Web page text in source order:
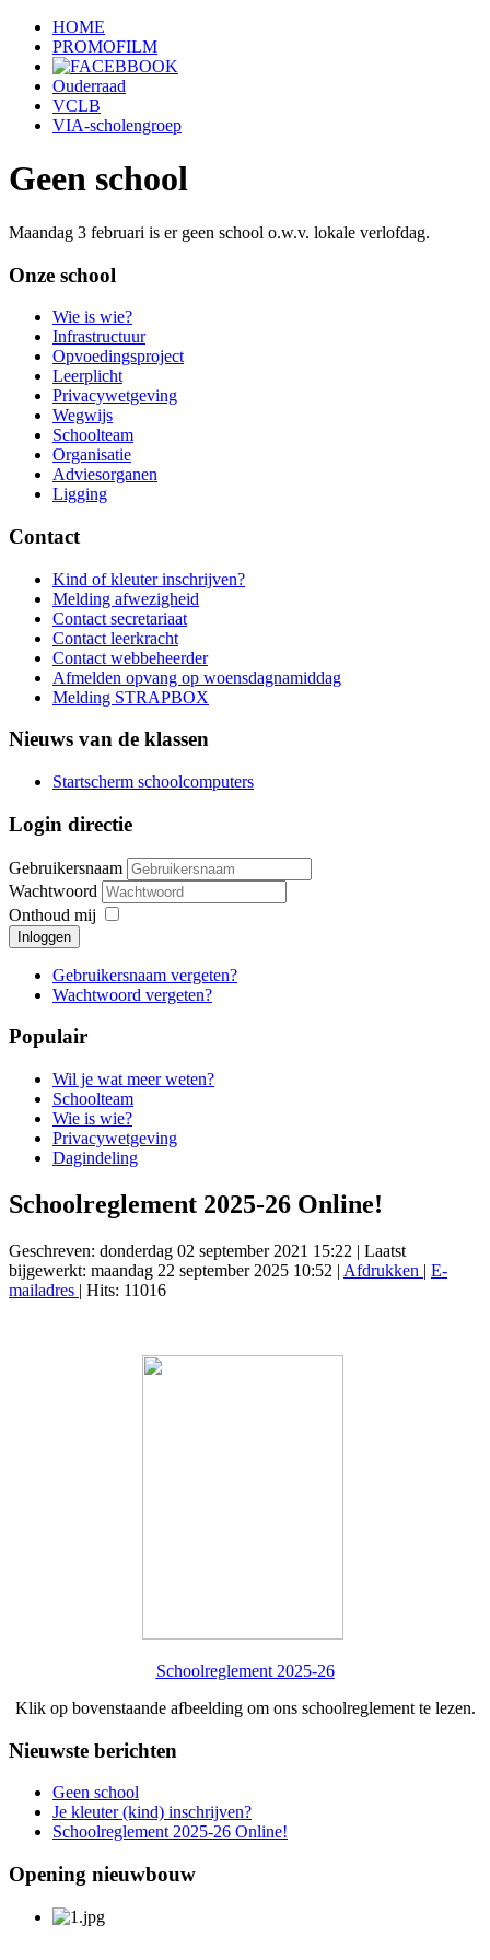
HOME
PROMOFILM
Ouderraad
VCLB
VIA-scholengroep
Geen school
Maandag 3 februari is er geen school o.w.v. lokale verlofdag.
Onze school
Wie is wie?
Infrastructuur
Opvoedingsproject
Leerplicht
Privacywetgeving
Wegwijs
Schoolteam
Organisatie
Adviesorganen
Ligging
Contact
Kind of kleuter inschrijven?
Melding afwezigheid
Contact secretariaat
Contact leerkracht
Contact webbeheerder
Afmelden opvang op woensdagnamiddag
Melding STRAPBOX
Nieuws van de klassen
Startscherm schoolcomputers
Login directie
Gebruikersnaam
Wachtwoord
Onthoud mij
Inloggen
Gebruikersnaam vergeten?
Wachtwoord vergeten?
Populair
Wil je wat meer weten?
Schoolteam
Wie is wie?
Privacywetgeving
Dagindeling
Schoolreglement 2025-26 Online!
Geschreven: donderdag 02 september 2021 15:22 | Laatst
bijgewerkt: maandag 22 september 2025 10:52 | Afdrukken | E-
mailadres | Hits: 11016
Schoolreglement 2025-26
Klik op bovenstaande afbeelding om ons schoolreglement te lezen.
Nieuwste berichten
Geen school
Je kleuter (kind) inschrijven?
Schoolreglement 2025-26 Online!
Opening nieuwbouw